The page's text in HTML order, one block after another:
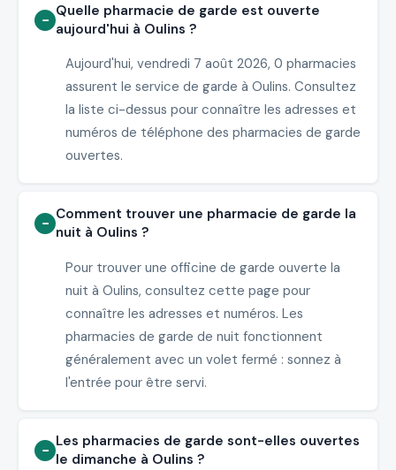
Quelle pharmacie de garde est ouverte
aujourd'hui à Oulins ?
Aujourd'hui, vendredi 7 août 2026, 0 pharmacies
assurent le service de garde à Oulins. Consultez
la liste ci-dessus pour connaître les adresses et
numéros de téléphone des pharmacies de garde
ouvertes.
Comment trouver une pharmacie de garde la
nuit à Oulins ?
Pour trouver une officine de garde ouverte la
nuit à Oulins, consultez cette page pour
connaître les adresses et numéros. Les
pharmacies de garde de nuit fonctionnent
généralement avec un volet fermé : sonnez à
l'entrée pour être servi.
Les pharmacies de garde sont-elles ouvertes
le dimanche à Oulins ?